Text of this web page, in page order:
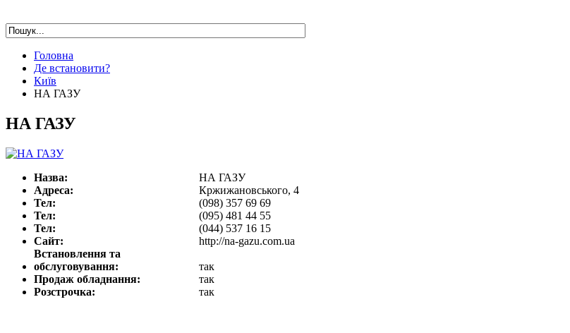
Головна
Де встановити?
Київ
НА ГАЗУ
НА ГАЗУ
Назва:
НА ГАЗУ
Адреса:
Кржижановського, 4
Тел:
(098) 357 69 69
Тел:
(095) 481 44 55
Тел:
(044) 537 16 15
Сайт:
http://na-gazu.com.ua
Встановлення та
обслуговування:
так
Продаж обладнання:
так
Розстрочка:
так